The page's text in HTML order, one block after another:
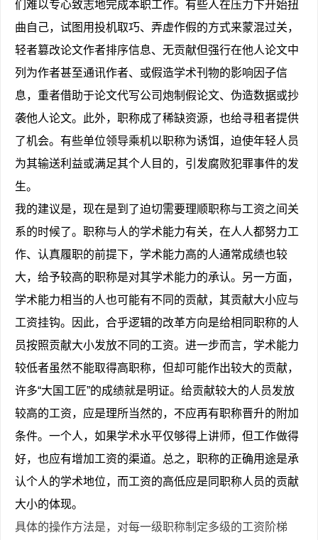
们难以专心致志地完成本职工作。有些人在压力下开始扭
曲自己，试图用投机取巧、弄虚作假的方式来蒙混过关，
轻者篡改论文作者排序信息、无贡献但强行在他人论文中
列为作者甚至通讯作者、或假造学术刊物的影响因子信
息，重者借助于论文代写公司炮制假论文、伪造数据或抄
袭他人论文。此外，职称成了稀缺资源，也给寻租者提供
了机会。有些单位领导乘机以职称为诱饵，迫使年轻人员
为其输送利益或满足其个人目的，引发腐败犯罪事件的发
生。
我的建议是，现在是到了迫切需要理顺职称与工资之间关
系的时候了。职称与人的学术能力有关，在人人都努力工
作、认真履职的前提下，学术能力高的人通常成绩也较
大，给予较高的职称是对其学术能力的承认。另一方面，
学术能力相当的人也可能有不同的贡献，其贡献大小应与
工资挂钩。因此，合乎逻辑的改革方向是给相同职称的人
员按照贡献大小发放不同的工资。进一步而言，学术能力
较低者虽然不能取得高职称，但却可能作出较大的贡献，
许多“大国工匠”的成绩就是明证。给贡献较大的人员发放
较高的工资，应是理所当然的，不应再有职称晋升的附加
条件。一个人，如果学术水平仅够得上讲师，但工作做得
好，也应有增加工资的渠道。总之，职称的正确用途是承
认个人的学术地位，而工资的高低应是同职称人员的贡献
大小的体现。
具体的操作方法是，对每一级职称制定多级的工资阶梯